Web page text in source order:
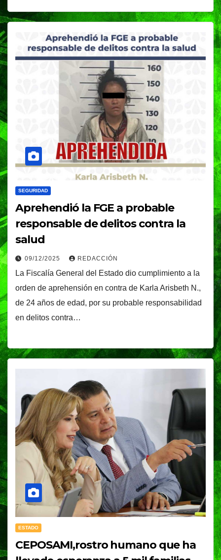
SEGURIDAD
Aprehendió la FGE a probable
responsable de delitos contra la
salud
09/12/2025 REDACCIÓN
La Fiscalía General del Estado dio cumplimiento a la
orden de aprehensión en contra de Karla Arisbeth N.,
de 24 años de edad, por su probable responsabilidad
en delitos contra…
ESTADO
CEPOSAMI,rostro humano que ha